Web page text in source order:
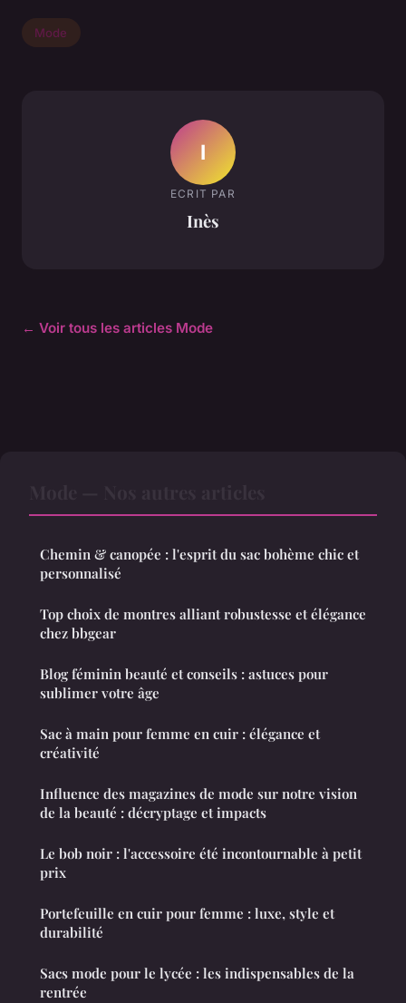
Mode
I
ECRIT PAR
Inès
← Voir tous les articles Mode
Chemin & canopée : l'esprit du sac bohème chic et
personnalisé
Top choix de montres alliant robustesse et élégance
chez bbgear
Blog féminin beauté et conseils : astuces pour
sublimer votre âge
Sac à main pour femme en cuir : élégance et
créativité
Influence des magazines de mode sur notre vision
de la beauté : décryptage et impacts
Le bob noir : l'accessoire été incontournable à petit
prix
Portefeuille en cuir pour femme : luxe, style et
durabilité
Sacs mode pour le lycée : les indispensables de la
rentrée